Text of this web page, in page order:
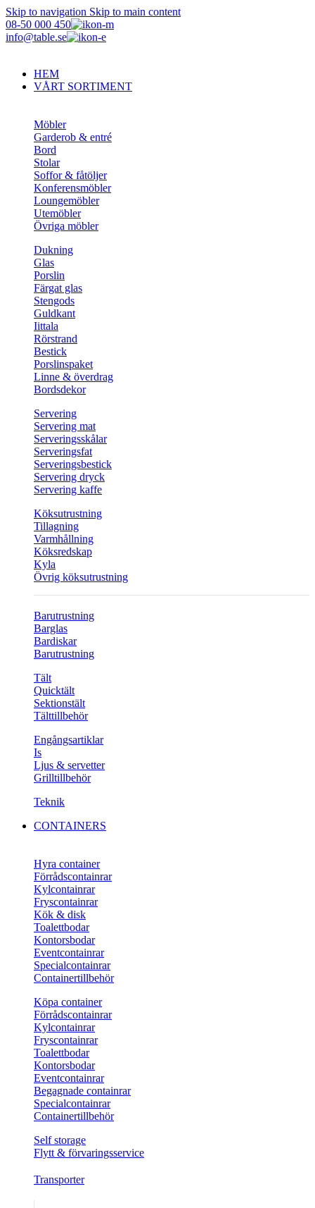
Skip to navigation Skip to main content
08-50 000 450
info@table.se
HEM
VÅRT SORTIMENT
Möbler
Garderob & entré
Bord
Stolar
Soffor & fåtöljer
Konferensmöbler
Loungemöbler
Utemöbler
Övriga möbler
Dukning
Glas
Porslin
Färgat glas
Stengods
Guldkant
Iittala
Rörstrand
Bestick
Porslinspaket
Linne & överdrag
Bordsdekor
Servering
Servering mat
Serveringsskålar
Serveringsfat
Serveringsbestick
Servering dryck
Servering kaffe
Köksutrustning
Tillagning
Varmhållning
Köksredskap
Kyla
Övrig köksutrustning
Barutrustning
Barglas
Bardiskar
Barutrustning
Tält
Quicktält
Sektionstält
Tälttillbehör
Engångsartiklar
Is
Ljus & servetter
Grilltillbehör
Teknik
CONTAINERS
Hyra container
Förrådscontainrar
Kylcontainrar
Fryscontainrar
Kök & disk
Toalettbodar
Kontorsbodar
Eventcontainrar
Specialcontainrar
Containertillbehör
Köpa container
Förrådscontainrar
Kylcontainrar
Fryscontainrar
Toalettbodar
Kontorsbodar
Eventcontainrar
Begagnade containrar
Specialcontainrar
Containertillbehör
Self storage
Flytt & förvaringsservice
Transporter